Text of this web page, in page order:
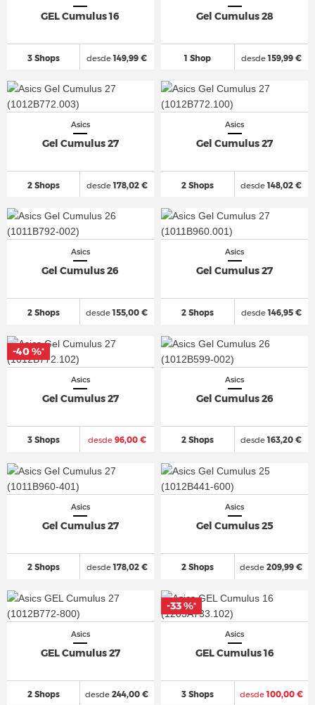
GEL Cumulus 16
3 Shops desde149,99 €
Gel Cumulus 28
1 Shop desde159,99 €
Asics
Gel Cumulus 27
2 Shops desde178,02 €
Asics
Gel Cumulus 27
2 Shops desde148,02 €
Asics
Gel Cumulus 26
2 Shops desde155,00 €
Asics
Gel Cumulus 27
2 Shops desde146,95 €
Asics
Gel Cumulus 27
3 Shops desde96,00 €
-40 %*
Asics
Gel Cumulus 26
2 Shops desde163,20 €
Asics
Gel Cumulus 27
2 Shops desde178,02 €
Asics
Gel Cumulus 25
2 Shops desde 209,99 €
Asics
GEL Cumulus 27
2 Shops desde 244,00 €
Asics
GEL Cumulus 16
3 Shops desde100,00 €
-33 %*